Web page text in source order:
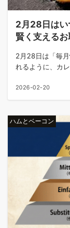
2月28日はい
賢く支える
2月28日は「毎
れるように、カ
2026-02-20
ハムとベーコン